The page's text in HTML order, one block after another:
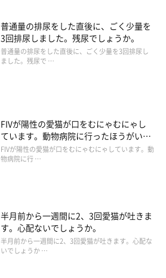
普通量の排尿をした直後に、ごく少量を
3回排尿しました。残尿でしょうか。
普通量の排尿をした直後に、ごく少量を3回排尿し
ました。残尿で …
FIVが陽性の愛猫が口をむにゃむにゃし
ています。動物病院に行ったほうがいい
ですか。
FIVが陽性の愛猫が口をむにゃむにゃしています。動
物病院に行 …
半月前から一週間に2、3回愛猫が吐きま
す。心配ないでしょうか。
半月前から一週間に2、3回愛猫が吐きます。心配な
いでしょうか …